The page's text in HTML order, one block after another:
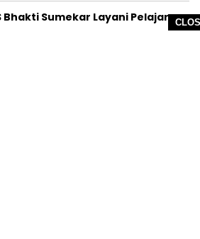
Bhakti Sumekar Layani Pelajar